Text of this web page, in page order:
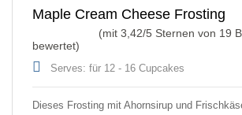
Maple Cream Cheese Frosting
(mit 3,42/5 Sternen von 19
bewertet)
Serves: für 12 - 16 Cupcakes
Dieses Frosting mit Ahornsirup und